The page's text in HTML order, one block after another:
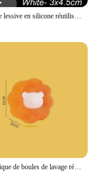
Boule de lessive en silicone réutilisable pour machine à laver, attrape-poils de chat, épilateur pour animaux de compagnie, vêtements, livres, outils
Kit magique de boules de lavage réutilisables, Machine à laver pour vêtements d'animaux, chat, chien, attrape poils, outil de nettoyage